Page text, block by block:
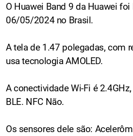
O Huawei Band 9 da Huawei
06/05/2024 no Brasil.
A tela de 1.47 polegadas, com
usa tecnologia AMOLED.
A conectividade Wi-Fi é
BLE. NFC Não.
Os sensores dele são: